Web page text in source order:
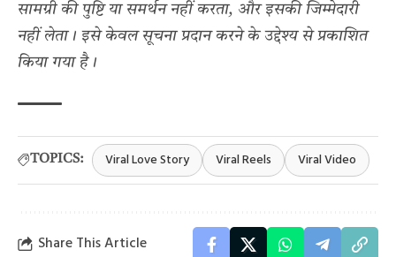
सामग्री की पुष्टि या समर्थन नहीं करता, और इसकी जिम्मेदारी
नहीं लेता। इसे केवल सूचना प्रदान करने के उद्देश्य से प्रकाशित
किया गया है।
TOPICS: Viral Love Story Viral Reels Viral Video
Share This Article